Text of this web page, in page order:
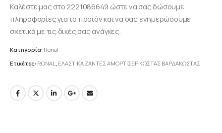
Καλέστε μας στο 2221086649 ώστε να σας δώσουμε
πληροφορίες για το προϊόν και να σας ενημερώσουμε
σχετικά με τις δικές σας ανάγκες.
Κατηγορία: Ronal
Ετικέτες: RONAL ΕΛΑΣΤΙΚΑ ΖΑΝΤΕΣ ΑΜΟΡΤΙΣΕΡ ΚΩΣΤΑΣ ΒΑΡΔΑΚΩΣΤΑΣ